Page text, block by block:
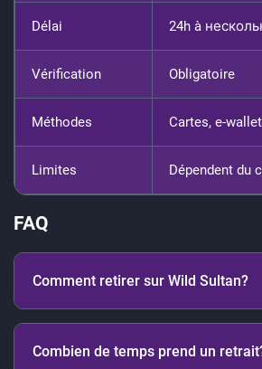
Délai 24h à
Vérification Obligatoire
Méthodes Cartes, e-
Limites Dépendent du
FAQ
Comment retirer sur Wild Sultan?
une méthode et confirmer la
Combien de temps prend un